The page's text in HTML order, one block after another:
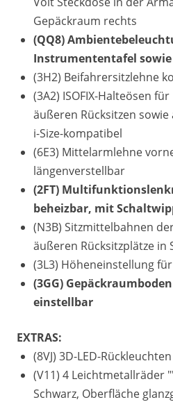
Gepäckraum rechts
(QQ8)
Instrumententafel sowie
(3H2) Beifahrersitzlehne
(3A2) ISOFIX-Halteösen
äußeren Rücksitzen
i-Size-kompatibel
(6E3) Mittelarmlehne
längenverstellbar
(2FT)
beheizbar, mit
(N3B) Sitzmittelbahnen
äußeren Rücksitzplätze in
(3L3) Höheneinstellung
(3GG)
einstellbar
EXTRAS:
(8VJ) 3D-LED-Rückleuchten
(V11) 4 Leichtmetallräder
Schwarz, Oberfläche